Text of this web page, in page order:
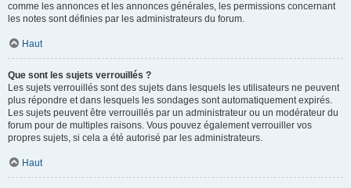
comme les annonces et les annonces générales, les permissions concernant
les notes sont définies par les administrateurs du forum.
Haut
Que sont les sujets verrouillés ?
Les sujets verrouillés sont des sujets dans lesquels les utilisateurs ne peuvent
plus répondre et dans lesquels les sondages sont automatiquement expirés.
Les sujets peuvent être verrouillés par un administrateur ou un modérateur du
forum pour de multiples raisons. Vous pouvez également verrouiller vos
propres sujets, si cela a été autorisé par les administrateurs.
Haut